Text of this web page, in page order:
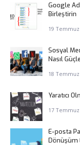
Google
Birleştirin
19 Temmuz
Sosyal
Nasıl
18 Temmuz
Yaratıcı
17 Temmuz
E-posta
Dönüşüm